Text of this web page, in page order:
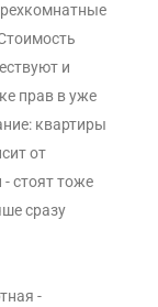
и
прав в уже
квартиры
от
- стоят тоже
сразу
-